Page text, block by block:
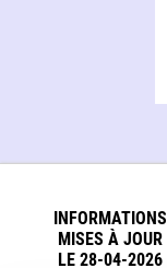
INFORMATIONS
MISES À JOUR
LE 28-04-2026